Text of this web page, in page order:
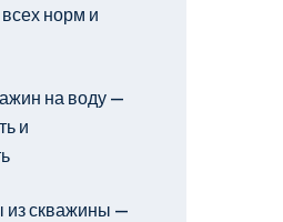
норм и
на воду —
и
из скважины —